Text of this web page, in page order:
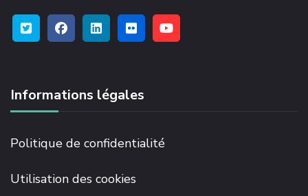
Informations légales
Politique de confidentialité
Utilisation des cookies